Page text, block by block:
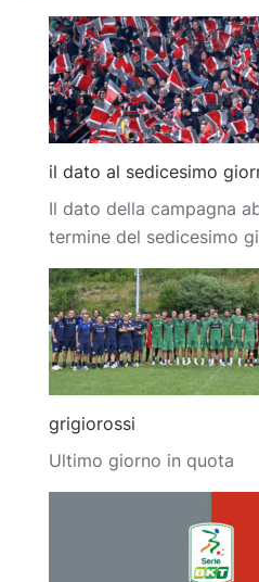
il dato al sedicesimo
Il dato della campagna
termine del sedicesimo
grigiorossi
Ultimo giorno in quota